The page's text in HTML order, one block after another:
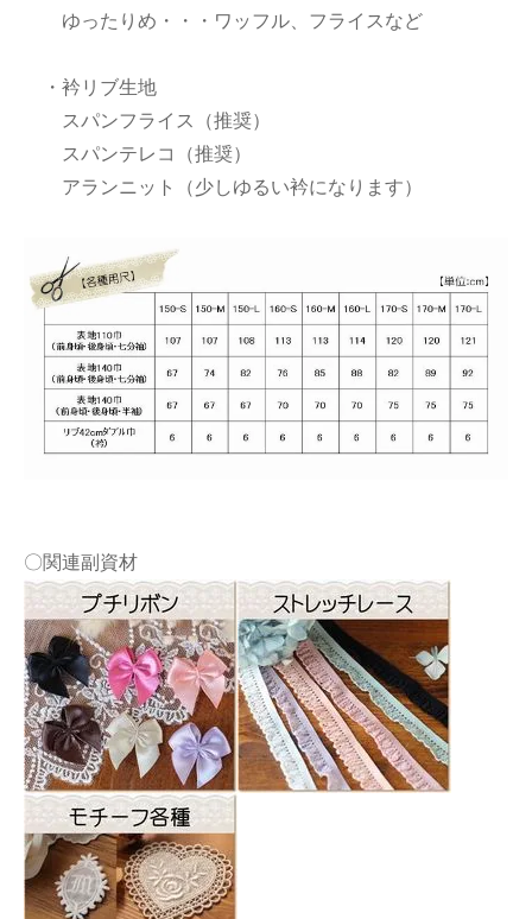
ゆったりめ・・・ワッフル、フライスなど
・衿リブ生地
スパンフライス（推奨）
スパンテレコ（推奨）
アランニット（少しゆるい衿になります）
〇関連副資材